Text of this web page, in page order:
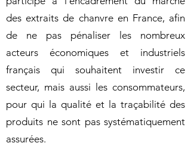
des extraits de chanvre en France, afin
de ne pas pénaliser les nombreux
acteurs économiques et industriels
français qui souhaitent investir ce
secteur, mais aussi les consommateurs,
pour qui la qualité et la traçabilité des
produits ne sont pas systématiquement
assurées.